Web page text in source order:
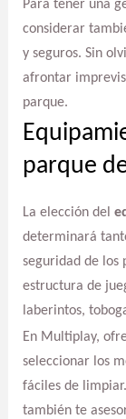
Para tener una
considerar
y seguros. Sin
afrontar
parque.
parque
La elección del
determinará
seguridad de los
estructura de
laberintos,
En Multiplay,
seleccionar los
fáciles de
también te